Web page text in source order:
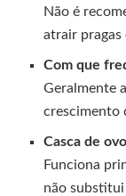
Não é
atrair pragas
Com que
Geralmente
crescimento
Casca de
Funciona
não